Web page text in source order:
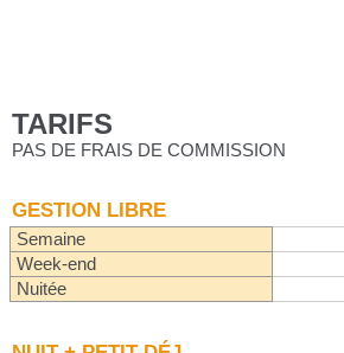
TARIFS
PAS DE FRAIS DE COMMISSION
GESTION LIBRE
Semaine
Week-end
Nuitée